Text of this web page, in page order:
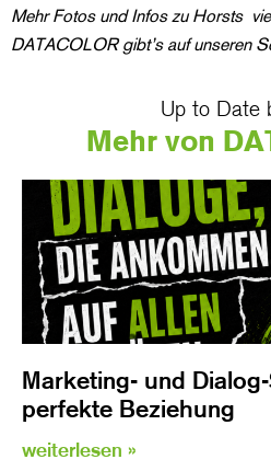
Mehr Fotos und Infos zu Horsts
DATACOLOR gibt’s auf unseren
Up to Date
Mehr von
Marketing- und
perfekte Beziehung
weiterlesen »